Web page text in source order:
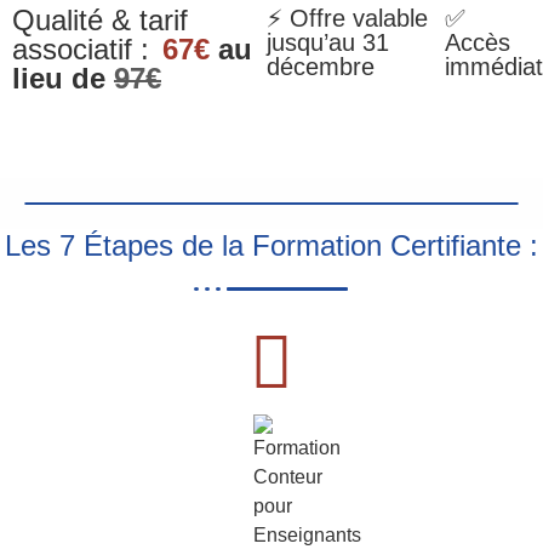
Qualité & tarif
associatif : 67€ au
lieu de 97€
⚡ Offre valable
jusqu’au 31
décembre
✅
Accès
immédiat
Les 7 Étapes de la Formation Certifiante :